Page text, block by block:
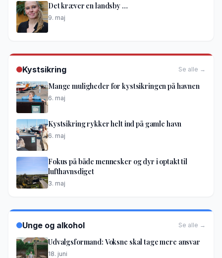
Det kræver en landsby …
9. maj
Kystsikring Se alle →
Mange muligheder for kystsikringen på havnen
6. maj
Kystsikring rykker helt ind på gamle havn
6. maj
Fokus på både mennesker og dyr i optakt til
lufthavnsdiget
3. maj
Unge og alkohol Se alle →
Udvalgsformand: Voksne skal tage mere ansvar
18. juni